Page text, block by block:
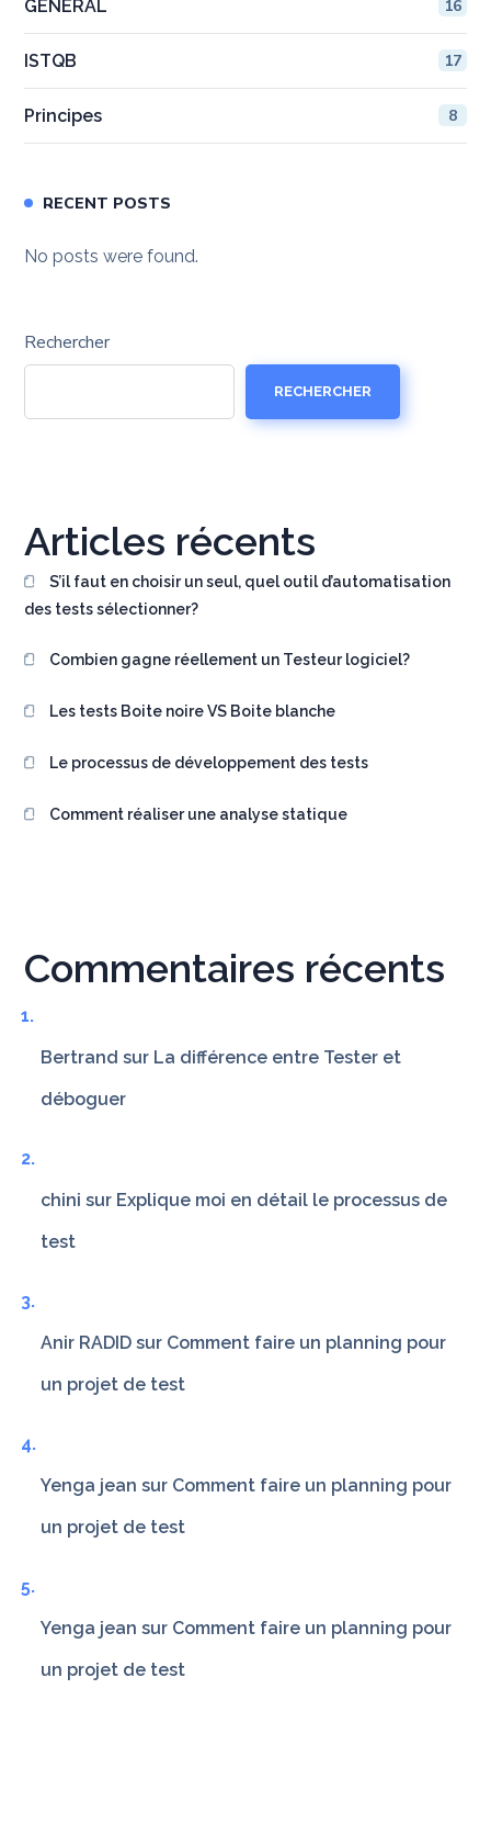
GENERAL 16
ISTQB 17
Principes 8
RECENT POSTS
No posts were found.
Rechercher
RECHERCHER
Articles récents
S’il faut en choisir un seul, quel outil d’automatisation
des tests sélectionner?
Combien gagne réellement un Testeur logiciel?
Les tests Boite noire VS Boite blanche
Le processus de développement des tests
Comment réaliser une analyse statique
Commentaires récents
Bertrand sur La différence entre Tester et
déboguer
chini sur Explique moi en détail le processus de
test
Anir RADIDsur Comment faire un planning pour
un projet de test
Yenga jean sur Comment faire un planning pour
un projet de test
Yenga jean sur Comment faire un planning pour
un projet de test